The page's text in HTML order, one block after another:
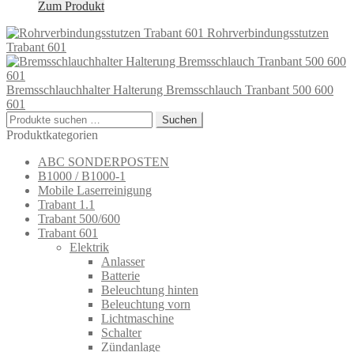
Zum Produkt
Rohrverbindungsstutzen
Trabant 601
Bremsschlauchhalter Halterung Bremsschlauch Tranbant 500 600
601
Suchen
nach:
Suchen
Produktkategorien
ABC SONDERPOSTEN
B1000 / B1000-1
Mobile Laserreinigung
Trabant 1.1
Trabant 500/600
Trabant 601
Elektrik
Anlasser
Batterie
Beleuchtung hinten
Beleuchtung vorn
Lichtmaschine
Schalter
Zündanlage